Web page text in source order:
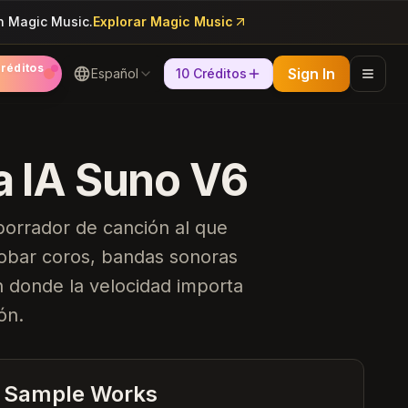
Magic Music.Explorar Magic Music
Español 10 Créditos Sign In
IA Suno V6
de canción al que
coros, bandas sonoras
la velocidad importa
Sample Works
Heartbreak Souvenirs
Summer Dreams